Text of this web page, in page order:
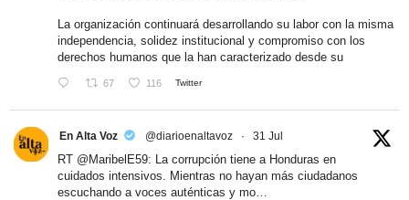
La organización continuará desarrollando su labor con la misma
independencia, solidez institucional y compromiso con los
derechos humanos que la han caracterizado desde su
67 116 Twitter
En Alta Voz @diarioenaltavoz · 31 Jul
RT @MaribelE59: La corrupción tiene a Honduras en
cuidados intensivos. Mientras no hayan más ciudadanos
escuchando a voces auténticas y mo…